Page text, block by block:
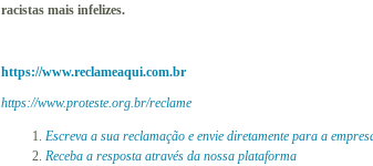
racistas mais infelizes.
https://www.reclameaqui.com.br
https://www.proteste.org.br/reclame
Escreva a sua reclamação e envie diretamente para a
Receba a resposta através da nossa plataforma